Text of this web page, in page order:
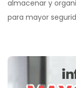
almacenar y
para mayor